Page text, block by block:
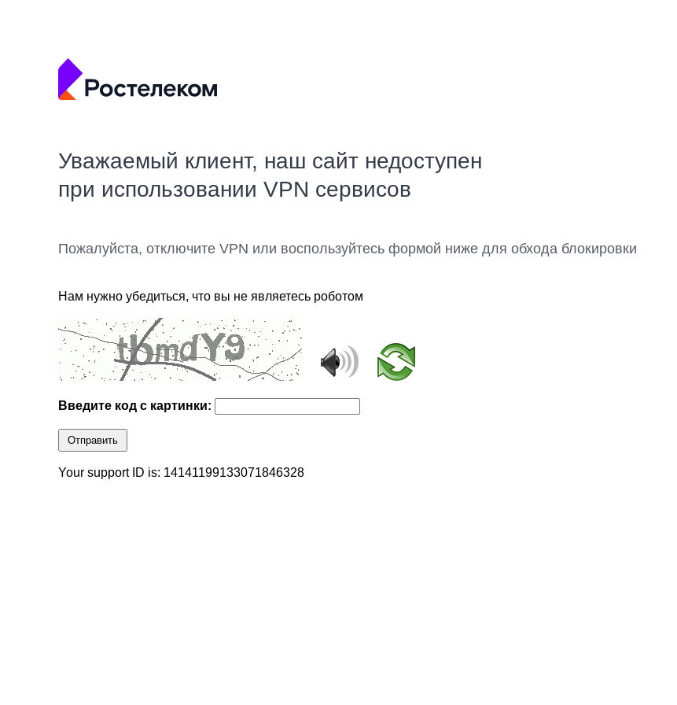
Уважаемый клиент, наш сайт недоступен
при использовании VPN сервисов
Пожалуйста, отключите VPN или воспользуйтесь формой ниже для обхода блокировки
Нам нужно убедиться, что вы не являетесь роботом
Введите код с картинки:
Отправить
Your support ID is: 14141199133071846328